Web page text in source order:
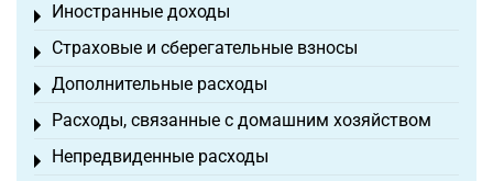
Иностранные доходы
Toggle menu
Страховые и сберегательные взносы
Toggle menu
Дополнительные расходы
Toggle menu
Расходы, связанные с домашним хозяйством
Toggle menu
Непредвиденные расходы
Toggle menu